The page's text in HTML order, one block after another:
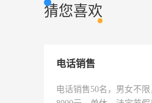
猜您喜欢
电话销售
电话销售50名，男女不限